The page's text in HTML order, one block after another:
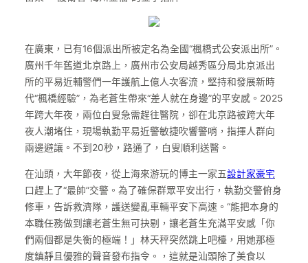
在廣東，已有16個派出所被定名為全國“楓橋式公安派出所”。
廣州千年舊道北京路上，廣州市公安局越秀區分局北京派出
所的平易近輔警們一年護航上億人次客流，堅持和發展新時
代“楓橋經驗”，為老蒼生帶來“差人就在身邊”的平安感。2025
年跨大年夜，兩位白叟急需趕往醫院，卻在北京路被跨大年
夜人潮堵住，現場執勤平易近警敏捷吹響警哨，指揮人群向
兩邊避讓。不到20秒，路通了，白叟順利送醫。
在汕頭，大年節夜，從上海來游玩的博主一家五設計家豪宅
口趕上了“最帥”交警。為了確保群眾平安出行，執勤交警俯身
修車，告訴救濟隊，護送變亂車輛平安下高速。“能把本身的
本職任務做到讓老蒼生無可抉剔，讓老蒼生充滿平安感「你
們兩個都是失衡的極端！」林天秤突然跳上吧檯，用她那極
度鎮靜且優雅的聲音發布指令。，這就是汕頭除了美食以